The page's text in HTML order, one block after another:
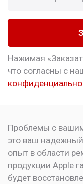
Нажимая
что согласны с
Проблемы с
это ваш надежный
опыт в области
продукции Apple
будет